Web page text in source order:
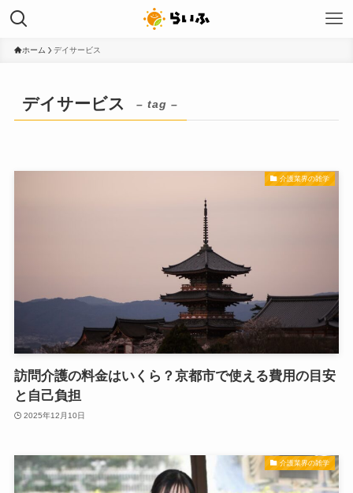
ホーム デイサービス
デイサービス – tag –
介護業界の雑学
訪問介護の料金はいくら？京都市で使える費用の目安
と自己負担
2025年12月10日
介護業界の雑学